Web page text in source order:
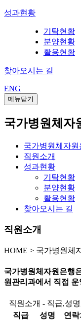
성과현황
기탁현황
분양현황
활용현황
찾아오시는 길
ENG
메뉴닫기
국가병원체자
국가병원체자원
직원소개
성과현황
기탁현황
분양현황
활용현황
찾아오시는 길
직원소개
HOME > 국가병원체
국가병원체자원은행
원관리과에서 직접
직원소개 - 직급,성
직급
성명 연락